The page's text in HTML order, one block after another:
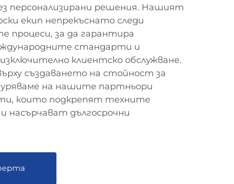
персонализирани решения. Нашият
екип непрекъснато следи
процеси, за да гарантира
стандарти и
клиентско обслужване.
създаването на стойност за
на нашите партньори
които подкрепят техните
насърчават дългосрочни